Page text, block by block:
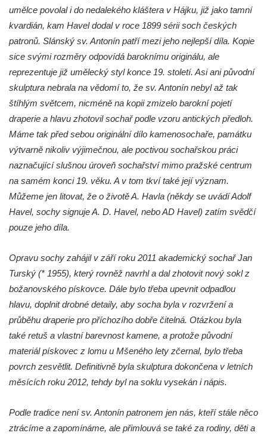
Socha Býk v ZOO Dresden
Socha Uprchlý otrok bojuje s divokým psem
v ZOO Dresden
Socha krokodýla v ZOO Dresden
Socha slona v ZOO Dresden
Socha Faun s medvíďaty v ZOO Dresden
Socha světce severně od Lužce nad
Vltavou
Pamětní kámen revitalizace Vltavy Vraňany
– Hořín u Lužce nad Vltavou
Strom svobody a památník 100 let republiky
a 30. výročí listopadu 1989 v Hrobčicích
Hrobčicích
Socha svatého Antonína poustevníka v
Mirošovicích
Socha vodníka u požární nádrže v
Mirošovicích
Socha býka před areálem firmy 2JCP v
Povodňový sloup II. v Dobříni
umělce povolal i do nedalekého kláštera v Hájku, již jako tamní
kvardián, kam Havel dodal v roce 1899 sérii soch českých
patronů. Slánský sv. Antonín patří mezi jeho nejlepší díla. Kopie
sice svými rozměry odpovídá baroknímu originálu, ale
reprezentuje již umělecký styl konce 19. století. Asi ani původní
skulptura nebrala na vědomí to, že sv. Antonín nebyl až tak
štíhlým světcem, nicméně na kopii zmizelo barokní pojetí
draperie a hlavu zhotovil sochař podle vzoru antických předloh.
Máme tak před sebou originální dílo kamenosochaře, památku
výtvarně nikoliv výjimečnou, ale poctivou sochařskou práci
naznačující slušnou úroveň sochařství mimo pražské centrum
na samém konci 19. věku. A v tom tkví také její význam.
Můžeme jen litovat, že o životě A. Havla (někdy se uvádí Adolf
Havel, sochy signuje A. D. Havel, nebo AD Havel) zatím svědčí
pouze jeho díla.
Opravu sochy zahájil v září roku 2011 akademický sochař Jan
Turský (* 1955), který rovněž navrhl a dal zhotovit nový sokl z
božanovského pískovce. Dále bylo třeba upevnit odpadlou
hlavu, doplnit drobné detaily, aby socha byla v rozvržení a
průběhu draperie pro příchozího dobře čitelná. Otázkou byla
také retuš a vlastní barevnost kamene, a protože původní
materiál pískovec z lomu u Mšeného lety zčernal, bylo třeba
povrch zesvětlit. Definitivně byla skulptura dokončena v letních
měsících roku 2012, tehdy byl na soklu vysekán i nápis.
Podle tradice není sv. Antonín patronem jen nás, kteří stále něco
ztrácíme a zapomínáme, ale přimlouvá se také za rodiny, děti a